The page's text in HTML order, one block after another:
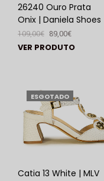
26240 Ouro Prata
Onix | Daniela Shoes
109,00€ 89,00€
VER PRODUTO
ESGOTADO
Catia 13 White | MLV